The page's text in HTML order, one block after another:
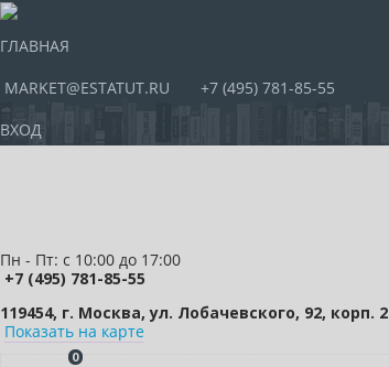
ГЛАВНАЯ
MARKET@ESTATUT.RU
+7 (495) 781-85-55
ВХОД
Пн - Пт: с 10:00 до 17:00
+7 (495) 781-85-55
119454, г. Москва, ул. Лобачевского, 92, корп. 2
Показать на карте
0